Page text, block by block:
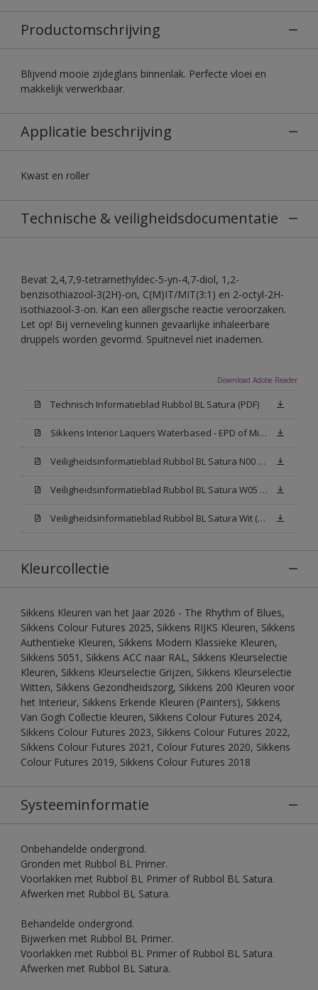
Productomschrijving
Blijvend mooie zijdeglans binnenlak. Perfecte vloei en
makkelijk verwerkbaar.
Applicatie beschrijving
Kwast en roller
Technische & veiligheidsdocumentatie
Bevat 2,4,7,9-tetramethyldec-5-yn-4,7-diol, 1,2-
benzisothiazool-3(2H)-on, C(M)IT/MIT(3:1) en 2-octyl-2H-
isothiazool-3-on. Kan een allergische reactie veroorzaken.
Let op! Bij verneveling kunnen gevaarlijke inhaleerbare
druppels worden gevormd. Spuitnevel niet inademen.
Download Adobe Reader
Technisch Informatieblad Rubbol BL Satura (PDF)
Sikkens Interior Laquers Waterbased - EPD of Milieuproductverklaring
Veiligheidsinformatieblad Rubbol BL Satura N00 (MSDS)
Veiligheidsinformatieblad Rubbol BL Satura W05 (MSDS)
Veiligheidsinformatieblad Rubbol BL Satura Wit (MSDS)
Kleurcollectie
Sikkens Kleuren van het Jaar 2026 - The Rhythm of Blues,
Sikkens Colour Futures 2025, Sikkens RIJKS Kleuren, Sikkens
Authentieke Kleuren, Sikkens Modern Klassieke Kleuren,
Sikkens 5051, Sikkens ACC naar RAL, Sikkens Kleurselectie
Kleuren, Sikkens Kleurselectie Grijzen, Sikkens Kleurselectie
Witten, Sikkens Gezondheidszorg, Sikkens 200 Kleuren voor
het Interieur, Sikkens Erkende Kleuren (Painters), Sikkens
Van Gogh Collectie kleuren, Sikkens Colour Futures 2024,
Sikkens Colour Futures 2023, Sikkens Colour Futures 2022,
Sikkens Colour Futures 2021, Colour Futures 2020, Sikkens
Colour Futures 2019, Sikkens Colour Futures 2018
Systeeminformatie
Onbehandelde ondergrond.
Gronden met Rubbol BL Primer.
Voorlakken met Rubbol BL Primer of Rubbol BL Satura.
Afwerken met Rubbol BL Satura.
Behandelde ondergrond.
Bijwerken met Rubbol BL Primer.
Voorlakken met Rubbol BL Primer of Rubbol BL Satura.
Afwerken met Rubbol BL Satura.